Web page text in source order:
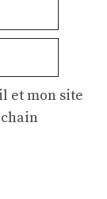
et mon site